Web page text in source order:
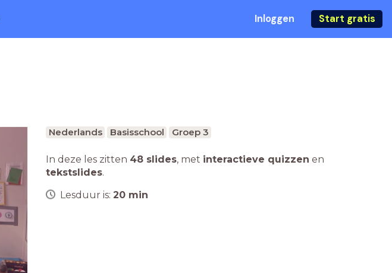
Inloggen Start gratis
Nederlands Basisschool Groep 3
In deze les zitten 48 slides, met interactieve quizzen en
tekstslides.
Lesduur is: 20 min